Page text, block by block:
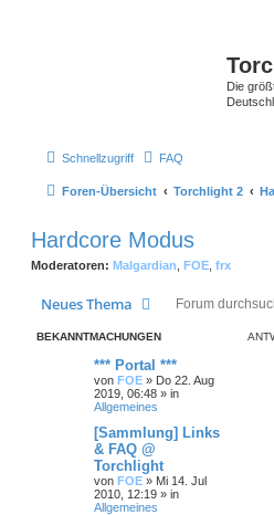
Die
Schnellzugriff FAQ
Foren-Übersicht Torchlight 2
Hardcore Modus
Moderatoren: Malgardian FOE frx
Neues Thema
BEKANNTMACHUNGEN
*** Portal ***
von FOE » Do 22. Aug
2019, 06:48 » in
Allgemeines
[Sammlung] Links
& FAQ @
Torchlight
von FOE » Mi 14. Jul
2010, 12:19 » in
Allgemeines